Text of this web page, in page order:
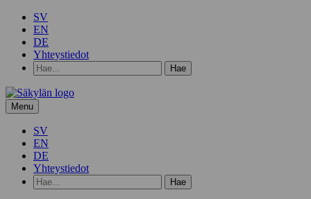
SV
EN
DE
Yhteystiedot
Hae
hakusanalla:
Menu
SV
EN
DE
Yhteystiedot
Hae
hakusanalla: